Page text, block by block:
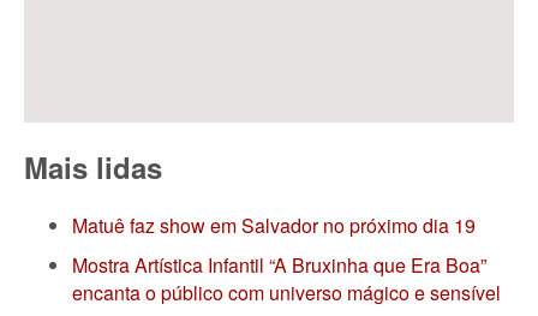
Mais lidas
Matuê faz show em Salvador no próximo dia 19
Mostra Artística Infantil “A Bruxinha que Era Boa”
encanta o público com universo mágico e sensível